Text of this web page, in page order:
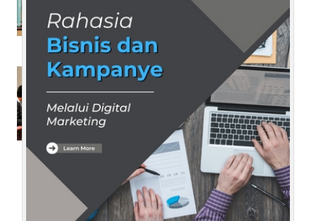
untuk Raih Passing Grade
Cara Masuk Jurusan Hubungan
Internasional di Universitas
Beranda Artikel Tentang Kami Disclaimer